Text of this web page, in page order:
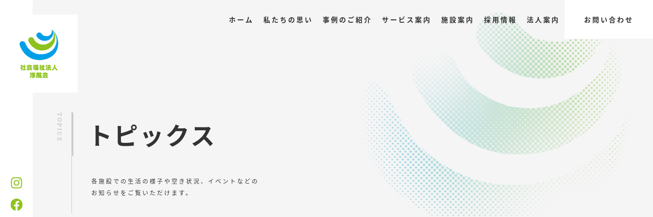
ホーム 私たちの思い 事例のご紹介 サービス案内 施設案内 採用情報 法人案内 お問い合わせ
トピックス
各施設での生活の様子や空き状況、イベントなどの
お知らせをご覧いただけます。